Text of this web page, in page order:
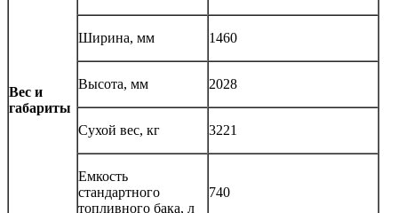
Вес и
габариты
Ширина, мм 1460
Высота, мм 2028
Сухой вес, кг 3221
Емкость
стандартного
топливного бака, л
740